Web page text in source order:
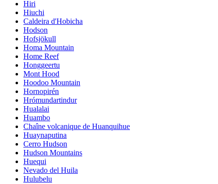
Hiri
Hiuchi
Caldeira d'Hobicha
Hodson
Hofsjökull
Homa Mountain
Home Reef
Honggeertu
Mont Hood
Hoodoo Mountain
Hornopirén
Hrómundartindur
Hualalai
Huambo
Chaîne volcanique de Huanquihue
Huaynaputina
Cerro Hudson
Hudson Mountains
Huequi
Nevado del Huila
Hulubelu